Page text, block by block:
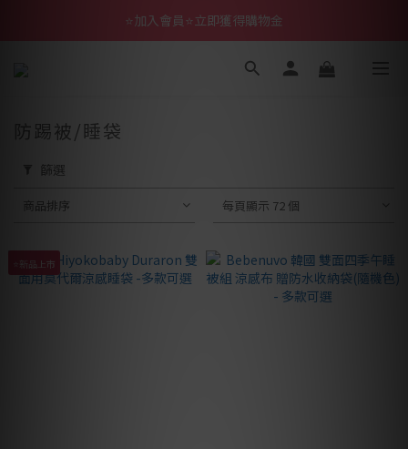
⭐加入會員⭐立即獲得購物金
防踢被/睡袋
篩選
商品排序 每頁顯示 72 個
⭐新品上市